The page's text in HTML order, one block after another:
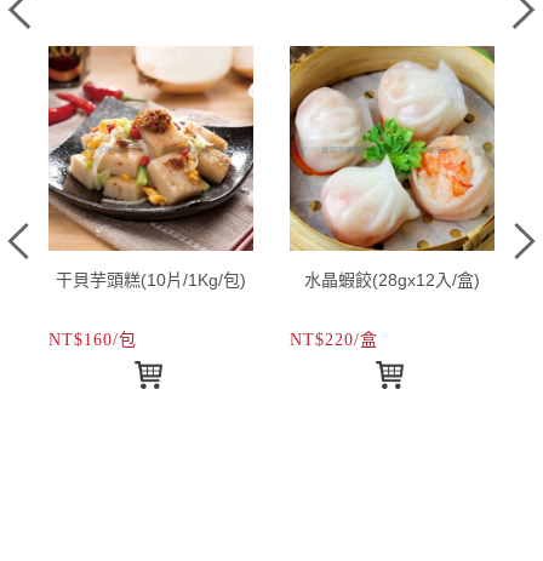
干貝芋頭糕(10片/1Kg/包)
NT$160/包
水晶蝦餃(28gx12入/盒)
NT$220/盒